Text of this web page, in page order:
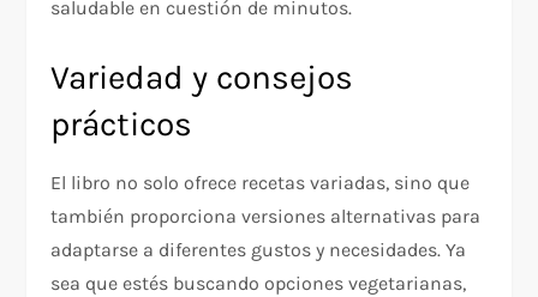
saludable en cuestión de minutos.
Variedad y consejos
prácticos
El libro no solo ofrece recetas variadas, sino que
también proporciona versiones alternativas para
adaptarse a diferentes gustos y necesidades. Ya
sea que estés buscando opciones vegetarianas,